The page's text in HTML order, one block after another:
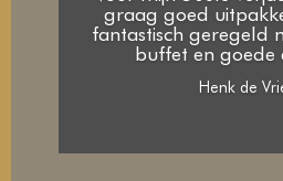
graag goed
fantastisch geregeld
buffet en goede
Henk de